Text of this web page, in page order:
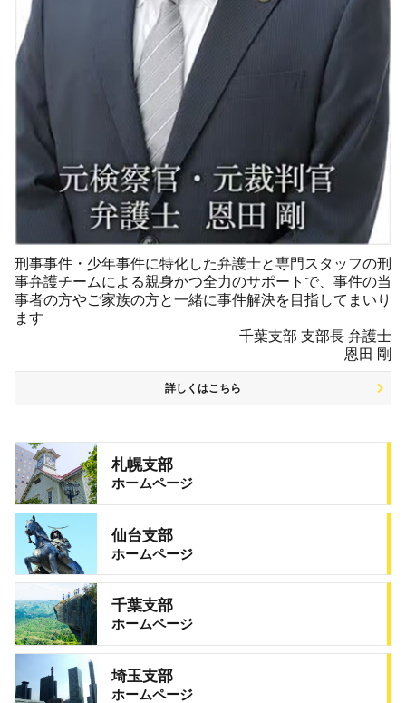
刑事事件・少年事件に特化した弁護士と専門スタッフの刑
事弁護チームによる親身かつ全力のサポートで、事件の当
事者の方やご家族の方と一緒に事件解決を目指してまいり
ます
千葉支部 支部長 弁護士
恩田 剛
詳しくはこちら
札幌支部
ホームページ
仙台支部
ホームページ
千葉支部
ホームページ
埼玉支部
ホームページ